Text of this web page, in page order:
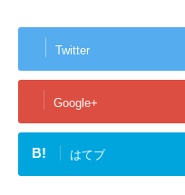
Twitter
Google+
B! はてブ